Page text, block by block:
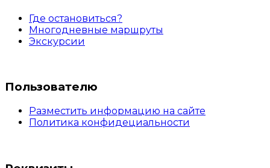
Где остановиться?
Многодневные маршруты
Экскурсии
Пользователю
Разместить информацию на сайте
Политика конфидециальности